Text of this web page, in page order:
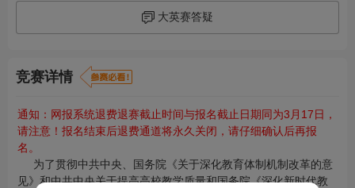
大英赛答疑
竞赛详情
通知：网报系统退费退赛截止时间与报名截止日期同为3月17日，
请注意！报名结束后退费通道将永久关闭，请仔细确认后再报
名。
为了贯彻中共中央、国务院《关于深化教育体制机制改革的意
见》和中共中央关于提高高校教学质量和国务院《深化新时代教